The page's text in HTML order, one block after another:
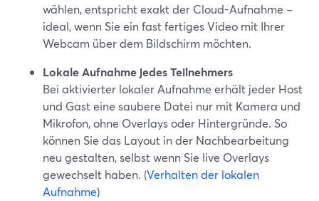
wählen, entspricht exakt der Cloud-Aufnahme –
ideal, wenn Sie ein fast fertiges Video mit Ihrer
Webcam über dem Bildschirm möchten.
Lokale Aufnahme jedes Teilnehmers
Bei aktivierter lokaler Aufnahme erhält jeder Host
und Gast eine saubere Datei nur mit Kamera und
Mikrofon, ohne Overlays oder Hintergründe. So
können Sie das Layout in der Nachbearbeitung
neu gestalten, selbst wenn Sie live Overlays
gewechselt haben. (Verhalten der lokalen
Aufnahme)